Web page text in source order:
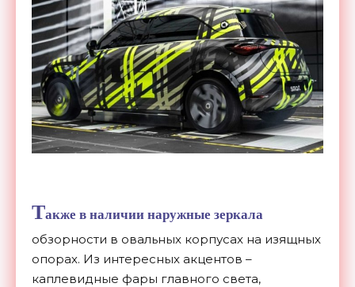
Также в наличии наружные зеркала
обзорности в овальных корпусах на изящных
опорах. Из интересных акцентов –
каплевидные фары главного света,